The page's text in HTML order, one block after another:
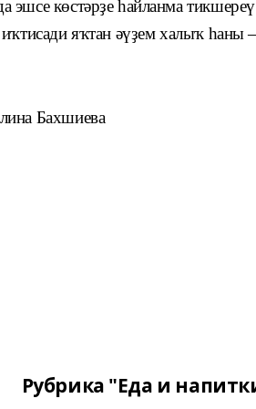
көстәрҙе һайланма тикшереү
иҡтисади яҡтан әүҙем халыҡ
Бахшиева
Рубрика "Еда и